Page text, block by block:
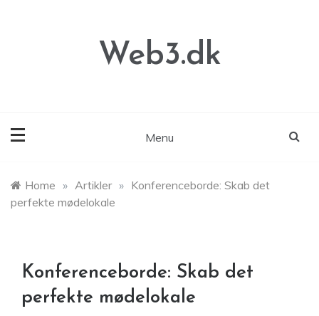
Web3.dk
Menu
Home » Artikler » Konferenceborde: Skab det
perfekte mødelokale
Konferenceborde: Skab det
perfekte mødelokale